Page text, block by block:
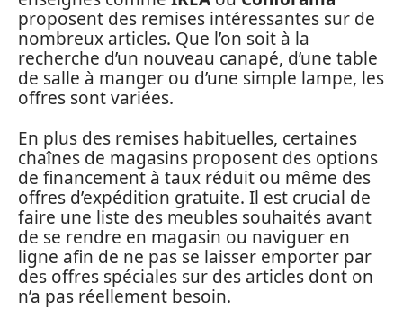
proposent des remises intéressantes sur de
nombreux articles. Que l’on soit à la
recherche d’un nouveau canapé, d’une table
de salle à manger ou d’une simple lampe, les
offres sont variées.
En plus des remises habituelles, certaines
chaînes de magasins proposent des options
de financement à taux réduit ou même des
offres d’expédition gratuite. Il est crucial de
faire une liste des meubles souhaités avant
de se rendre en magasin ou naviguer en
ligne afin de ne pas se laisser emporter par
des offres spéciales sur des articles dont on
n’a pas réellement besoin.